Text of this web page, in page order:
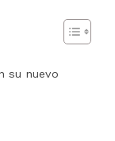
su nuevo